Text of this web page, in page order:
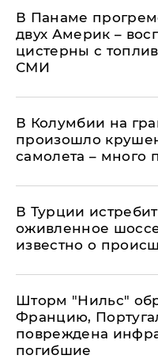
В Панаме
двух Америк –
цистерны с
СМИ
В Колумбии на
произошло
самолета – много
В Турции
оживленное
известно о
Шторм "Нильс"
Францию,
повреждена
погибшие